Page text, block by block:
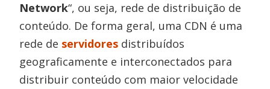
Network“, ou seja, rede de distribuição de
conteúdo. De forma geral, uma CDN é uma
rede de servidores distribuídos
geograficamente e interconectados para
distribuir conteúdo com maior velocidade